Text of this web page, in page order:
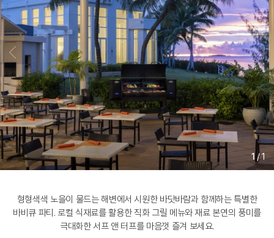
1/1
형형색색 노을이 물드는 해변에서 시원한 바닷바람과 함께하는 특별한
바비큐 파티. 로컬 식재료를 활용한 직화 그릴 메뉴와 재료 본연의 풍미를
극대화한 서프 앤 터프를 마음껏 즐겨 보세요.